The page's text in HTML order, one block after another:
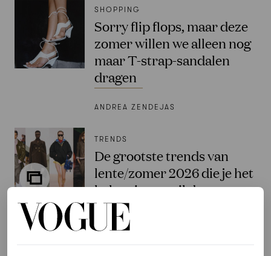
SHOPPING
Sorry flip flops, maar deze
zomer willen we alleen nog
maar T-strap-sandalen
dragen
ANDREA ZENDEJAS
TRENDS
De grootste trends van
lente/zomer 2026 die je het
hele seizoen wil dragen
ANDREA ZENDEJAS